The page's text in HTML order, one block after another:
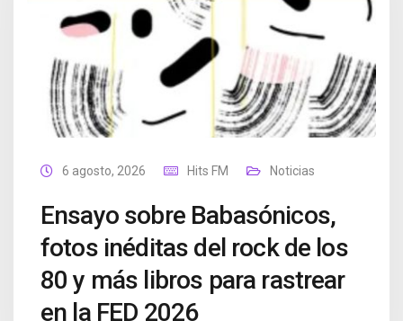
6 agosto, 2026 Hits FM Noticias
Ensayo sobre Babasónicos,
fotos inéditas del rock de los
80 y más libros para rastrear
en la FED 2026